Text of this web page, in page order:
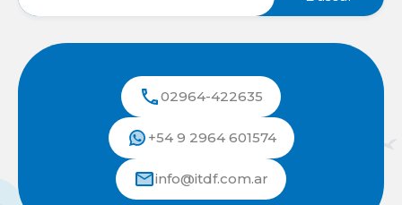
02964-422635
+54 9 2964 601574
info@itdf.com.ar